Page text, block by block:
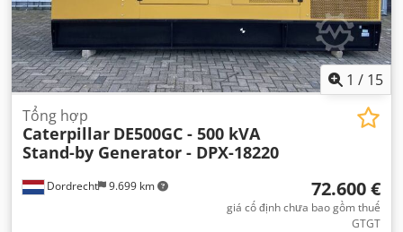
1 / 15
Dordrecht 9.699 km
Tổng hợp
Caterpillar DE500GC - 500 kVA
Stand-by Generator - DPX-18220
72.600 €
giá cố định chưa bao gồm thuế
GTGT